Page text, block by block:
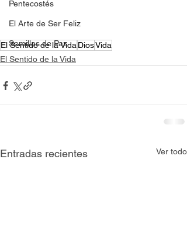
Pentecostés
El Arte de Ser Feliz
Semillas de Paz
El Sentido de la Vida DiosVida
El Sentido de la Vida
Entradas recientes Ver todo